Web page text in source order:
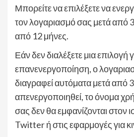
Μπορείτε να επιλέξετε να
τον λογαριασμό σας μετά από
από 12 μήνες.
Εάν δεν διαλέξετε μια επιλογή
επανενεργοποίηση, ο
διαγραφεί αυτόματα μετά από
απενεργοποιηθεί, το όνομα
σας δεν θα εμφανίζονται στον
Twitter ή στις εφαρμογές για